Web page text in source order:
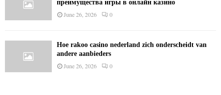
преимущества игры в онлайн казино
June 26, 2026 0
Hoe rakoo casino nederland zich onderscheidt van
andere aanbieders
June 26, 2026 0